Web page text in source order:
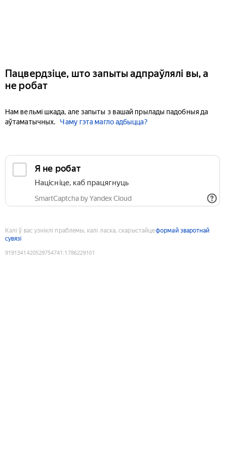
Пацвердзіце, што запыты адпраўлялі вы, а
не робат
Нам вельмі шкада, але запыты з вашай прылады падобныя да
аўтаматычных.
Чаму гэта магло адбыцца?
Я не робат
Націсніце, каб працягнуць
SmartCaptcha by Yandex Cloud
Калі ў вас узніклі праблемы, калі ласка, скарыстайцеформай зваротнай
сувязі
9191341420529754741 :1786229101